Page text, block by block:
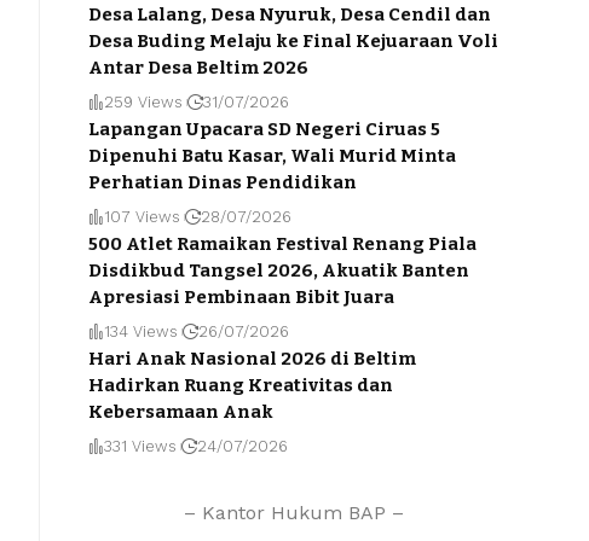
Desa Lalang, Desa Nyuruk, Desa Cendil dan
Desa Buding Melaju ke Final Kejuaraan Voli
Antar Desa Beltim 2026
259 Views 31/07/2026
Lapangan Upacara SD Negeri Ciruas 5
Dipenuhi Batu Kasar, Wali Murid Minta
Perhatian Dinas Pendidikan
107 Views 28/07/2026
500 Atlet Ramaikan Festival Renang Piala
Disdikbud Tangsel 2026, Akuatik Banten
Apresiasi Pembinaan Bibit Juara
134 Views 26/07/2026
Hari Anak Nasional 2026 di Beltim
Hadirkan Ruang Kreativitas dan
Kebersamaan Anak
331 Views 24/07/2026
– Kantor Hukum BAP –